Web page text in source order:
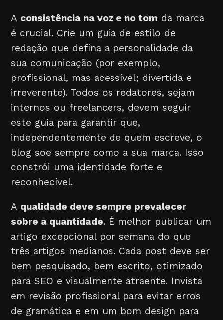
A consistência na voz e no tom da marca
é crucial. Crie um guia de estilo de
redação que defina a personalidade da
sua comunicação (por exemplo,
profissional, mas acessível; divertida e
irreverente). Todos os redatores, sejam
internos ou freelancers, devem seguir
este guia para garantir que,
independentemente de quem escreve, o
blog soe sempre como a sua marca. Isso
constrói uma identidade forte e
reconhecível.
A qualidade deve sempre prevalecer
sobre a quantidade. É melhor publicar um
artigo excepcional por semana do que
três artigos medianos. Cada post deve ser
bem pesquisado, bem escrito, otimizado
para SEO e visualmente atraente. Invista
em revisão profissional para evitar erros
de gramática e em um bom design para